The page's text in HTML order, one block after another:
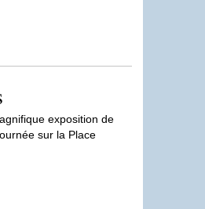
exposition de
sur la Place